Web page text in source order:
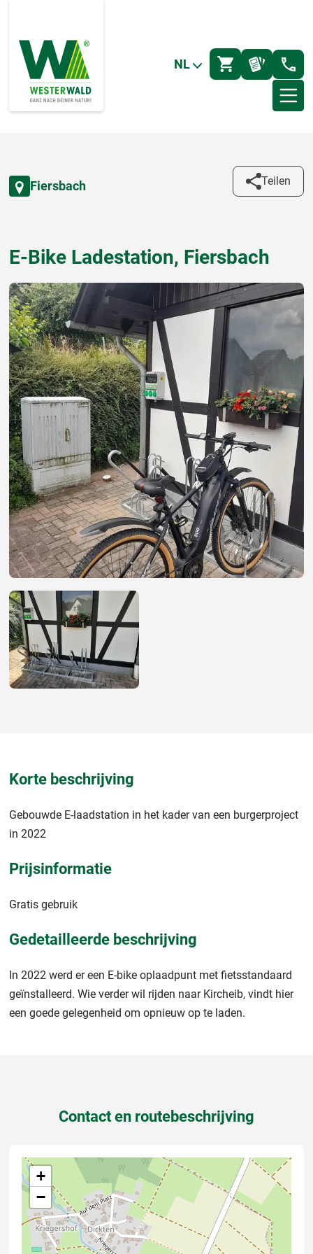
NL
Fiersbach Teilen
E-Bike Ladestation, Fiersbach
Korte beschrijving
Gebouwde E-laadstation in het kader van een burgerproject
in 2022
Prijsinformatie
Gratis gebruik
Gedetailleerde beschrijving
In 2022 werd er een E-bike oplaadpunt met fietsstandaard
geïnstalleerd. Wie verder wil rijden naar Kircheib, vindt hier
een goede gelegenheid om opnieuw op te laden.
Contact en routebeschrijving
+
−